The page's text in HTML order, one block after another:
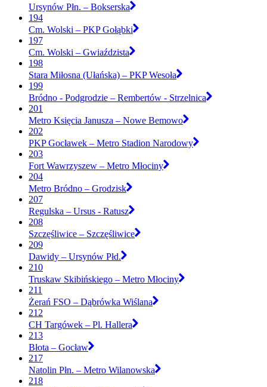
Ursynów Płn. – Bokserska
194
Cm. Wolski – PKP Gołąbki
197
Cm. Wolski – Gwiaździsta
198
Stara Miłosna (Ułańska) – PKP Wesoła
199
Bródno - Podgrodzie – Rembertów - Strzelnica
201
Metro Księcia Janusza – Nowe Bemowo
202
PKP Gocławek – Metro Stadion Narodowy
203
Fort Wawrzyszew – Metro Młociny
204
Metro Bródno – Grodzisk
207
Regulska – Ursus - Ratusz
208
Szczęśliwice – Szczęśliwice
209
Dawidy – Ursynów Płd.
210
Truskaw Skibińskiego – Metro Młociny
211
Żerań FSO – Dąbrówka Wiślana
212
CH Targówek – Pl. Hallera
213
Błota – Gocław
217
Natolin Płn. – Metro Wilanowska
218